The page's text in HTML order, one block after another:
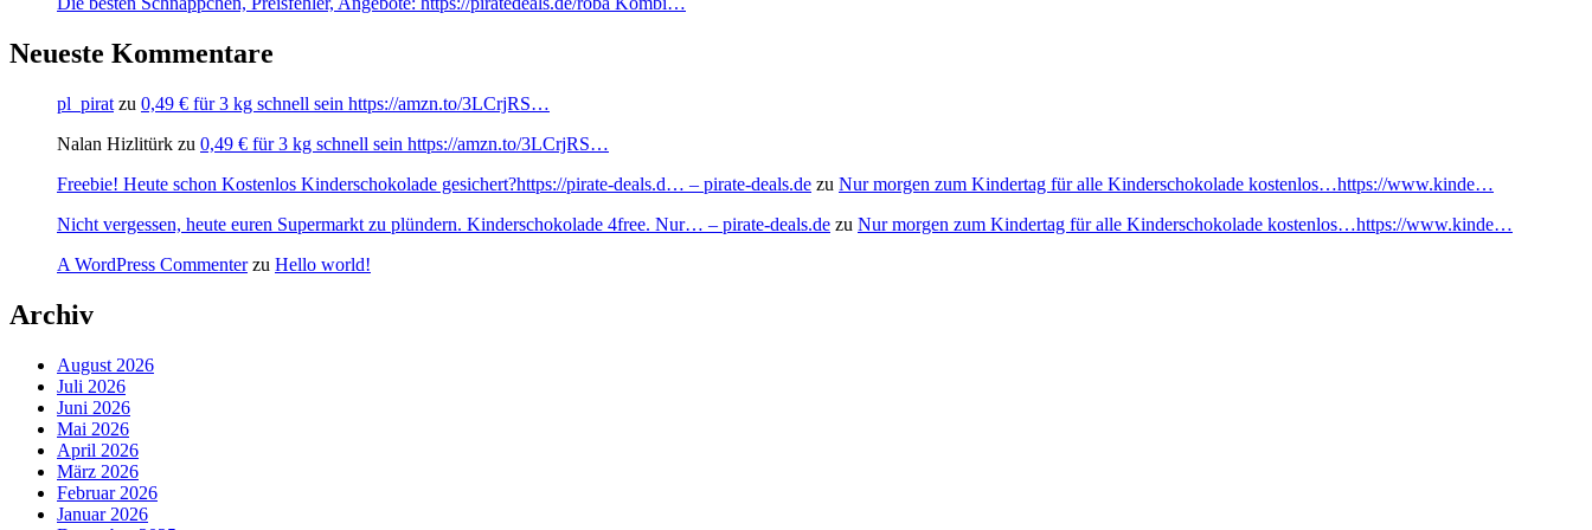
Neueste Kommentare
pl_pirat zu 0,49 € für 3 kg schnell sein https://amzn.to/3LCrjRS…
Nalan Hizlitürk zu 0,49 € für 3 kg schnell sein https://amzn.to/3LCrjRS…
Freebie! Heute schon Kostenlos Kinderschokolade gesichert?https://pirate-deals.d… – pirate-deals.de zu Nur morgen zum Kindertag für alle Kinderschokolade kostenlos…https://www.kinde…
Nicht vergessen, heute euren Supermarkt zu plündern. Kinderschokolade 4free. Nur… – pirate-deals.de zu Nur morgen zum Kindertag für alle Kinderschokolade kostenlos…https://www.kinde…
A WordPress Commenterzu Hello world!
Archiv
August 2026
Juli 2026
Juni 2026
Mai 2026
April 2026
März 2026
Februar 2026
Januar 2026